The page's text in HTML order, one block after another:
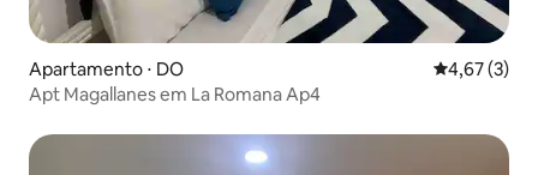
Apartamento ⋅ DO 4,67 de
4,67 (3)
Apt Magallanes em La Romana Ap4